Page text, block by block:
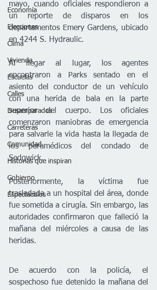
Economía
Elecciones
Clima
Vivienda
Escuelas
Calles
Desamparados
Carreteras
Comunidad
Historias que inspiran
Gobierno
Espectáculos
mayo, cuando oficiales respondieron a
un reporte de disparos en los
departamentos Emery Gardens, ubicado
en 4244 S. Hydraulic.
Al llegar al lugar, los agentes
encontraron a Parks sentado en el
asiento del conductor de un vehículo
con una herida de bala en la parte
superior del cuerpo. Los oficiales
comenzaron maniobras de emergencia
para salvarle la vida hasta la llegada de
los paramédicos del condado de
Sedgwick.
Posteriormente, la víctima fue
trasladada a un hospital del área, donde
fue sometida a cirugía. Sin embargo, las
autoridades confirmaron que falleció la
mañana del miércoles a causa de las
heridas.
De acuerdo con la policía, el
sospechoso fue detenido la mañana del